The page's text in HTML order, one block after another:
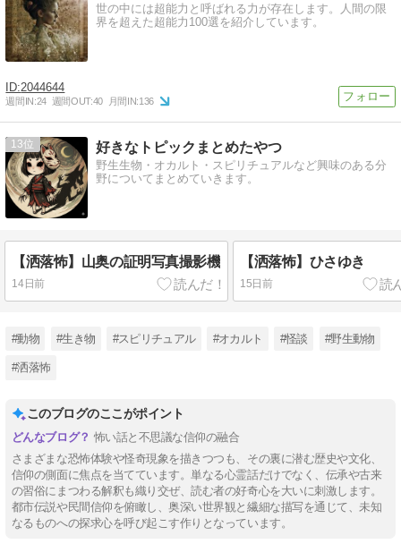
世の中には超能力と呼ばれる力が存在します。人間の限
界を超えた超能力100選を紹介しています。
2044644
週間IN:24 週間OUT:40 月間IN:136
13 好きなトピックまとめたやつ
野生生物・オカルト・スピリチュアルなど興味のある分
野についてまとめていきます。
【洒落怖】山奥の証明写真撮影機
14日前
【洒落怖】ひさゆき
15日前
#動物 #生き物 #スピリチュアル #オカルト #怪談 #野生動物
#洒落怖
このブログのここがポイント
怖い話と不思議な信仰の融合
さまざまな恐怖体験や怪奇現象を描きつつも、その裏に潜む歴史や文化、
信仰の側面に焦点を当てています。単なる心霊話だけでなく、伝承や古来
の習俗にまつわる解釈も織り交ぜ、読む者の好奇心を大いに刺激します。
都市伝説や民間信仰を俯瞰し、奥深い世界観と繊細な描写を通じて、未知
なるものへの探求心を呼び起こす作りとなっています。